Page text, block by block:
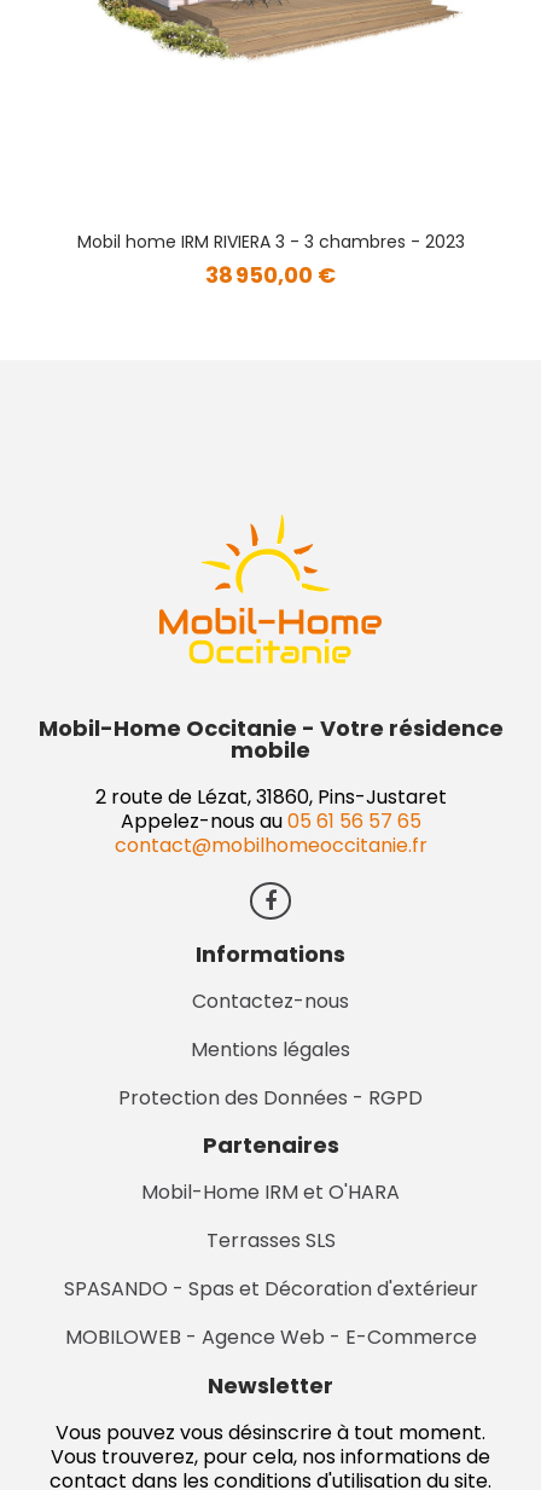
Mobil home IRM RIVIERA 3 - 3 chambres - 2023
38 950,00 €
Mobil-Home Occitanie - Votre résidence
mobile
2 route de Lézat, 31860, Pins-Justaret
Appelez-nous au05 61 56 57 65
contact@mobilhomeoccitanie.fr
Informations
Contactez-nous
Mentions légales
Protection des Données - RGPD
Partenaires
Mobil-Home IRM et O'HARA
Terrasses SLS
SPASANDO - Spas et Décoration d'extérieur
MOBILOWEB - Agence Web - E-Commerce
Newsletter
Vous pouvez vous désinscrire à tout moment.
Vous trouverez, pour cela, nos informations de
contact dans les conditions d'utilisation du site.